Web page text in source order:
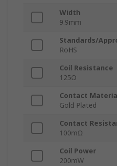
Width
9.9mm
Standards/
RoHS
Coil Resistance
125Ω
Contact
Gold Plated
Contact
100mΩ
Coil Power
200mW